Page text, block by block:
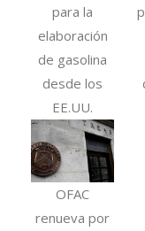
para la
elaboración
de gasolina
desde los
EE.UU.
OFAC
renueva por